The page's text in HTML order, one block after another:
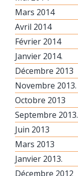
Mars 2014
Avril 2014
Février 2014
Janvier 2014.
Décembre 2013
Novembre 2013.
Octobre 2013
Septembre 2013.
Juin 2013
Mars 2013
Janvier 2013.
Décembre 2012